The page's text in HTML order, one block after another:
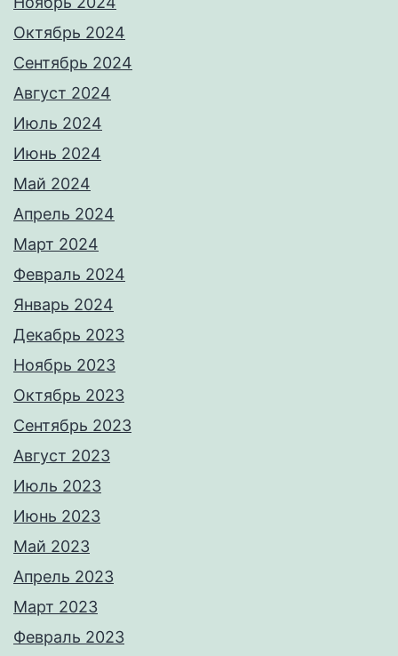
Октябрь 2024
Сентябрь 2024
Август 2024
Июль 2024
Июнь 2024
Май 2024
Апрель 2024
Март 2024
Февраль 2024
Январь 2024
Декабрь 2023
Ноябрь 2023
Октябрь 2023
Сентябрь 2023
Август 2023
Июль 2023
Июнь 2023
Май 2023
Апрель 2023
Март 2023
Февраль 2023